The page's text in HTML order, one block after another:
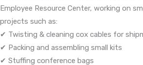
Employee Resource Center, working on
projects such as:
✔ Twisting & cleaning cox cables for
✔ Packing and assembling small kits
✔ Stuffing conference bags